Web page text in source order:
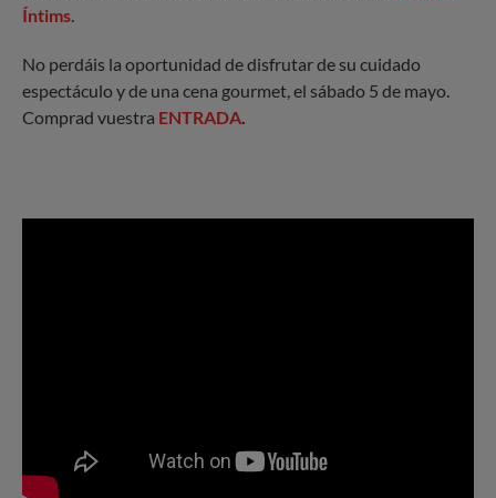
Íntims
No perdáis la oportunidad de disfrutar de su cuidado
espectáculo y de una cena gourmet, el sábado 5 de mayo.
Comprad vuestra ENTRADA